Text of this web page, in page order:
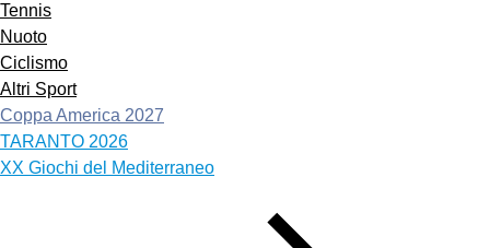
Tennis
Nuoto
Ciclismo
Altri Sport
Coppa America 2027
TARANTO 2026
XX Giochi del Mediterraneo